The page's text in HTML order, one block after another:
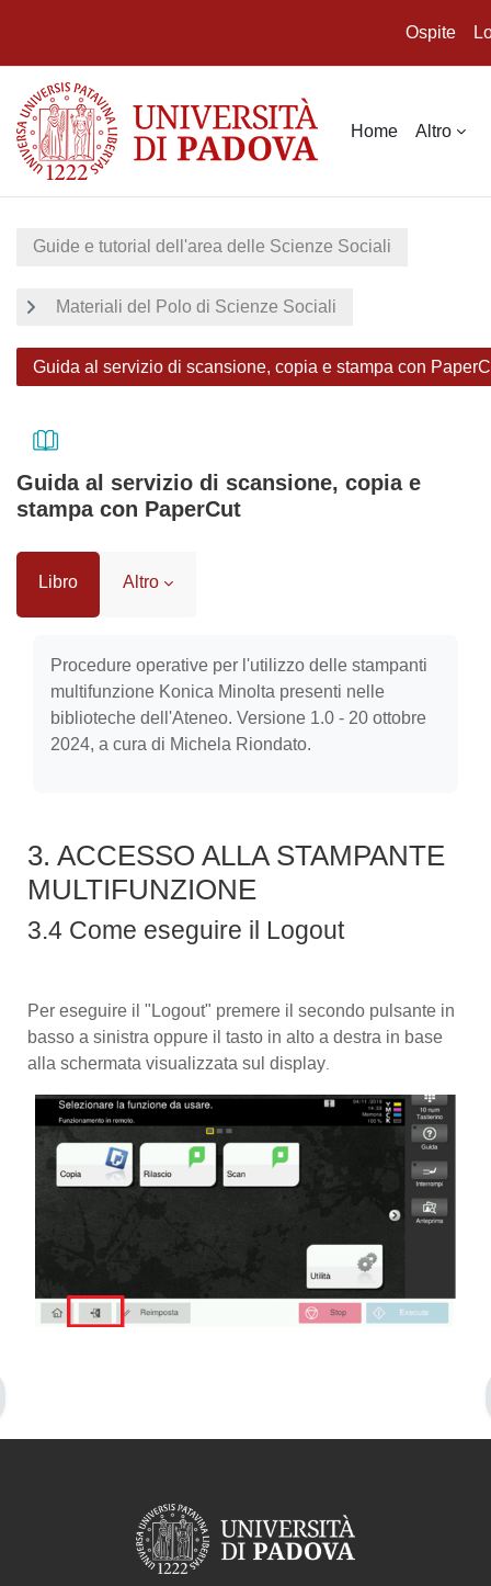
Ospite
Home Altro
Guide e tutorial dell'area delle Scienze Sociali
Materiali del Polo di Scienze Sociali
Guida al servizio di scansione, copia e stampa con
Guida al servizio di scansione, copia e
stampa con PaperCut
Libro Altro
Procedure operative per l'utilizzo delle stampanti
multifunzione Konica Minolta presenti nelle
biblioteche dell'Ateneo. Versione 1.0 - 20 ottobre
2024, a cura di Michela Riondato.
3. ACCESSO ALLA STAMPANTE
MULTIFUNZIONE
3.4 Come eseguire il Logout
Per eseguire il "Logout" premere il secondo pulsante in
basso a sinistra oppure il tasto in alto a destra in base
alla schermata visualizzata sul display